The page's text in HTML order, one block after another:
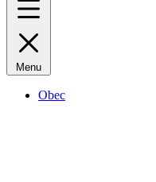
Menu
Obec